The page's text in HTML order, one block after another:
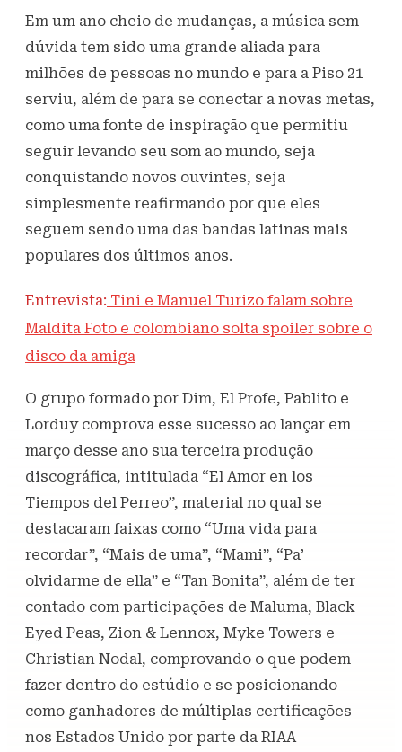
Em um ano cheio de mudanças, a música sem
dúvida tem sido uma grande aliada para
milhões de pessoas no mundo e para a Piso 21
serviu, além de para se conectar a novas metas,
como uma fonte de inspiração que permitiu
seguir levando seu som ao mundo, seja
conquistando novos ouvintes, seja
simplesmente reafirmando por que eles
seguem sendo uma das bandas latinas mais
populares dos últimos anos.
Entrevista: Tini e Manuel Turizo falam sobre
Maldita Foto e colombiano solta spoiler sobre o
disco da amiga
O grupo formado por Dim, El Profe, Pablito e
Lorduy comprova esse sucesso ao lançar em
março desse ano sua terceira produção
discográfica, intitulada “El Amor en los
Tiempos del Perreo”, material no qual se
destacaram faixas como “Uma vida para
recordar”, “Mais de uma”, “Mami”, “Pa’
olvidarme de ella” e “Tan Bonita”, além de ter
contado com participações de Maluma, Black
Eyed Peas, Zion & Lennox, Myke Towers e
Christian Nodal, comprovando o que podem
fazer dentro do estúdio e se posicionando
como ganhadores de múltiplas certificações
nos Estados Unido por parte da RIAA